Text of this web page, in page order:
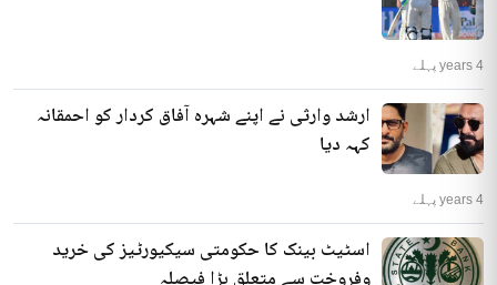
4 years پہلے
ارشد وارثی نے اپنے شہرہ آفاق کردار کو احمقانہ
کہہ دیا
4 years پہلے
اسٹیٹ بینک کا حکومتی سیکیورٹیز کی خرید